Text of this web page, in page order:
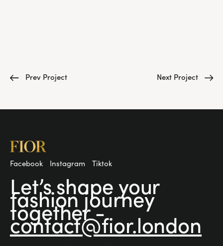
Prev Project Next Project
Facebook Instagram Tiktok
Let’s shape your
fashionjourney
together -
contact@fior.london